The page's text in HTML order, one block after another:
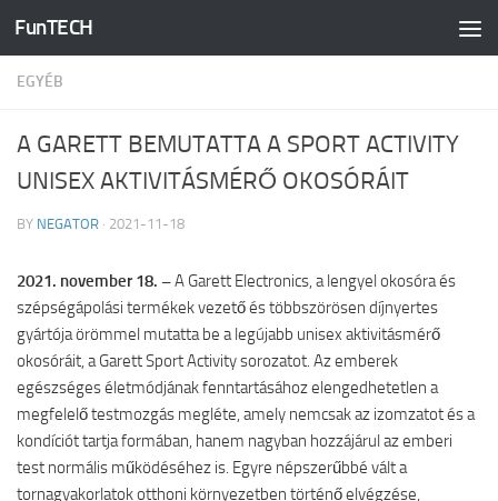
Skip to content
FunTECH
EGYÉB
A GARETT BEMUTATTA A SPORT ACTIVITY
UNISEX AKTIVITÁSMÉRŐ OKOSÓRÁIT
BY NEGATOR · 2021-11-18
2021. november 18. –A Garett Electronics, a lengyel okosóra és
szépségápolási termékek vezető és többszörösen díjnyertes
gyártója örömmel mutatta be a legújabb unisex aktivitásmérő
okosóráit, a Garett Sport Activity sorozatot. Az emberek
egészséges életmódjának fenntartásához elengedhetetlen a
megfelelő testmozgás megléte, amely nemcsak az izomzatot és a
kondíciót tartja formában, hanem nagyban hozzájárul az emberi
test normális működéséhez is. Egyre népszerűbbé vált a
tornagyakorlatok otthoni környezetben történő elvégzése,